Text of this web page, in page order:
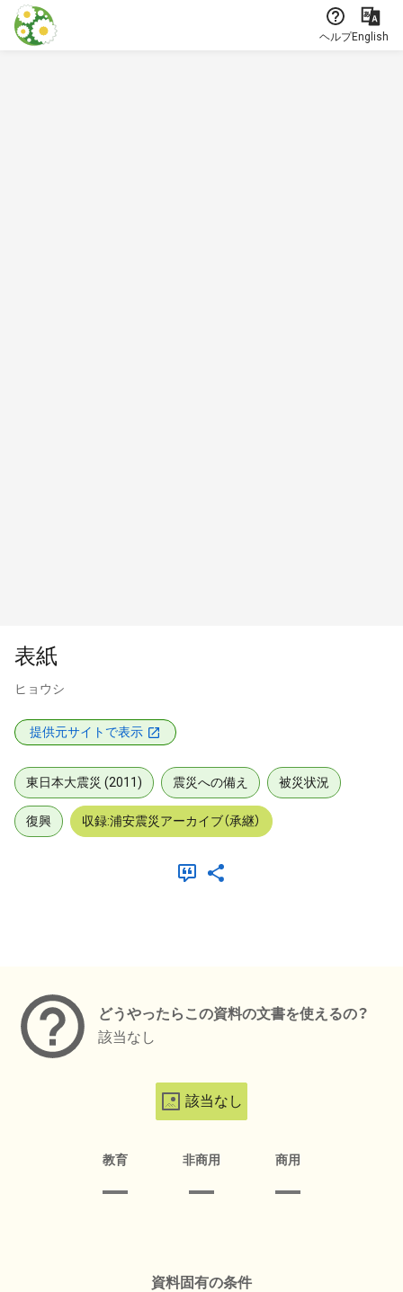
本文に飛ぶ
ヘルプEnglish
表紙
ヒョウシ
提供元サイトで表示
東日本大震災 (2011) 震災への備え 被災状況
復興 収録:浦安震災アーカイブ（承継）
どうやったらこの資料の文書を使えるの？
該当なし
該当なし
教育 非商用 商用
資料固有の条件